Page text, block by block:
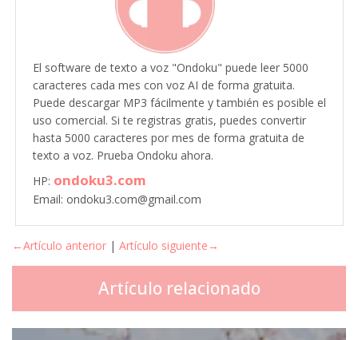
El software de texto a voz "Ondoku" puede leer 5000
caracteres cada mes con voz AI de forma gratuita.
Puede descargar MP3 fácilmente y también es posible el
uso comercial. Si te registras gratis, puedes convertir
hasta 5000 caracteres por mes de forma gratuita de
texto a voz. Prueba Ondoku ahora.
HP: ondoku3.com
Email: ondoku3.com@gmail.com
←Artículo anterior | Artículo siguiente→
Artículo relacionado